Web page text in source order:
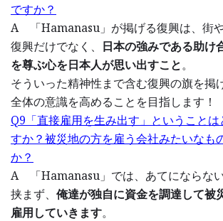
ですか？
A 「Hamanasu」が掲げる復興は、街
復興だけでなく、 日本の強みである助け
を尊ぶ心を日本人が思い出すこと。
そういった精神性まで含む復興の旗を掲
全体の意識を高めることを目指します！
Q9「直接雇用を生み出す」ということ
すか？被災地の方を雇う会社みたいなも
か？
A 「Hamanasu」では、あてにならな
挟まず、 俺達が独自に資金を調達して被
雇用していきます。